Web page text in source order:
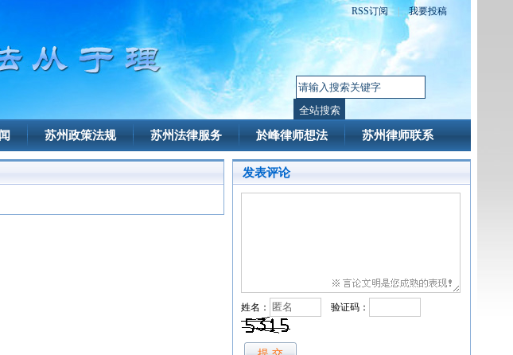
RSS订阅|我要投稿
苏州政策法规 苏州法律服务 於峰律师想法 苏州律师联系
发表评论
姓名： 验证码：